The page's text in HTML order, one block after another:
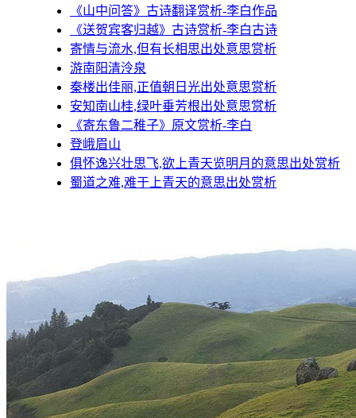
《山中问答》古诗翻译赏析-李白作品
《送贺宾客归越》古诗赏析-李白古诗
寄情与流水,但有长相思出处意思赏析
游南阳清泠泉
秦楼出佳丽,正值朝日光出处意思赏析
安知南山桂,绿叶垂芳根出处意思赏析
《寄东鲁二稚子》原文赏析-李白
登峨眉山
俱怀逸兴壮思飞,欲上青天览明月的意思出处赏析
​​​​​​​蜀道之难,难于上青天的意思出处赏析